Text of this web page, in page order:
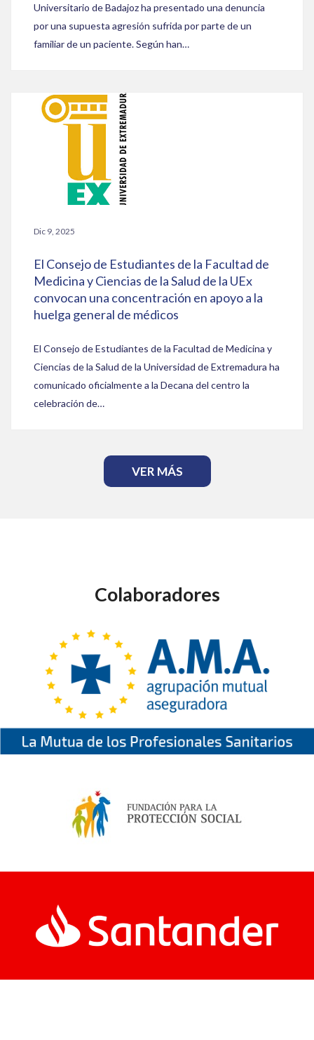
Universitario de Badajoz ha presentado una denuncia
por una supuesta agresión sufrida por parte de un
familiar de un paciente. Según han…
Dic 9, 2025
El Consejo de Estudiantes de la Facultad de
Medicina y Ciencias de la Salud de la UEx
convocan una concentración en apoyo a la
huelga general de médicos
El Consejo de Estudiantes de la Facultad de Medicina y
Ciencias de la Salud de la Universidad de Extremadura ha
comunicado oficialmente a la Decana del centro la
celebración de…
VER MÁS
Colaboradores